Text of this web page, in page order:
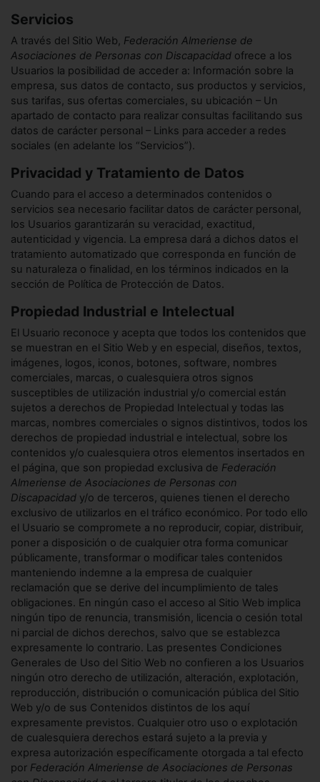
Servicios
A través del Sitio Web, Federación Almeriense de
Asociaciones de Personas con Discapacidad ofrece a los
Usuarios la posibilidad de acceder a: Información sobre la
empresa, sus datos de contacto, sus productos y servicios,
sus tarifas, sus ofertas comerciales, su ubicación – Un
apartado de contacto para realizar consultas facilitando sus
datos de carácter personal – Links para acceder a redes
sociales (en adelante los “Servicios”).
Privacidad y Tratamiento de Datos
Cuando para el acceso a determinados contenidos o
servicios sea necesario facilitar datos de carácter personal,
los Usuarios garantizarán su veracidad, exactitud,
autenticidad y vigencia. La empresa dará a dichos datos el
tratamiento automatizado que corresponda en función de
su naturaleza o finalidad, en los términos indicados en la
sección de Política de Protección de Datos.
Propiedad Industrial e Intelectual
El Usuario reconoce y acepta que todos los contenidos que
se muestran en el Sitio Web y en especial, diseños, textos,
imágenes, logos, iconos, botones, software, nombres
comerciales, marcas, o cualesquiera otros signos
susceptibles de utilización industrial y/o comercial están
sujetos a derechos de Propiedad Intelectual y todas las
marcas, nombres comerciales o signos distintivos, todos los
derechos de propiedad industrial e intelectual, sobre los
contenidos y/o cualesquiera otros elementos insertados en
el página, que son propiedad exclusiva de Federación
Almeriense de Asociaciones de Personas con
Discapacidad y/o de terceros, quienes tienen el derecho
exclusivo de utilizarlos en el tráfico económico. Por todo ello
el Usuario se compromete a no reproducir, copiar, distribuir,
poner a disposición o de cualquier otra forma comunicar
públicamente, transformar o modificar tales contenidos
manteniendo indemne a la empresa de cualquier
reclamación que se derive del incumplimiento de tales
obligaciones. En ningún caso el acceso al Sitio Web implica
ningún tipo de renuncia, transmisión, licencia o cesión total
ni parcial de dichos derechos, salvo que se establezca
expresamente lo contrario. Las presentes Condiciones
Generales de Uso del Sitio Web no confieren a los Usuarios
ningún otro derecho de utilización, alteración, explotación,
reproducción, distribución o comunicación pública del Sitio
Web y/o de sus Contenidos distintos de los aquí
expresamente previstos. Cualquier otro uso o explotación
de cualesquiera derechos estará sujeto a la previa y
expresa autorización específicamente otorgada a tal efecto
por Federación Almeriense de Asociaciones de Personas